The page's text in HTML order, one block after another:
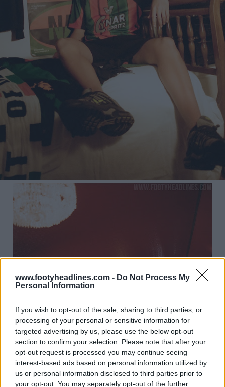
www.footyheadlines.com - Do Not Process My
Personal Information
If you wish to opt-out of the sale, sharing to third parties, or
processing of your personal or sensitive information for
targeted advertising by us, please use the below opt-out
section to confirm your selection. Please note that after your
opt-out request is processed you may continue seeing
interest-based ads based on personal information utilized by
us or personal information disclosed to third parties prior to
your opt-out. You may separately opt-out of the further